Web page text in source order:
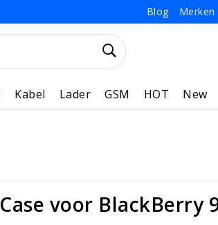
Blog Merken
Kabel Lader GSM HOT New
voor BlackBerry